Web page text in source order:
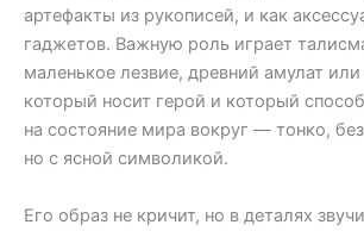
артефакты из рукописей, и как
гаджетов. Важную роль играет
маленькое лезвие, древний амулат или
который носит герой и который
на состояние мира вокруг — тонко,
но с ясной символикой.
Его образ не кричит, но в деталях